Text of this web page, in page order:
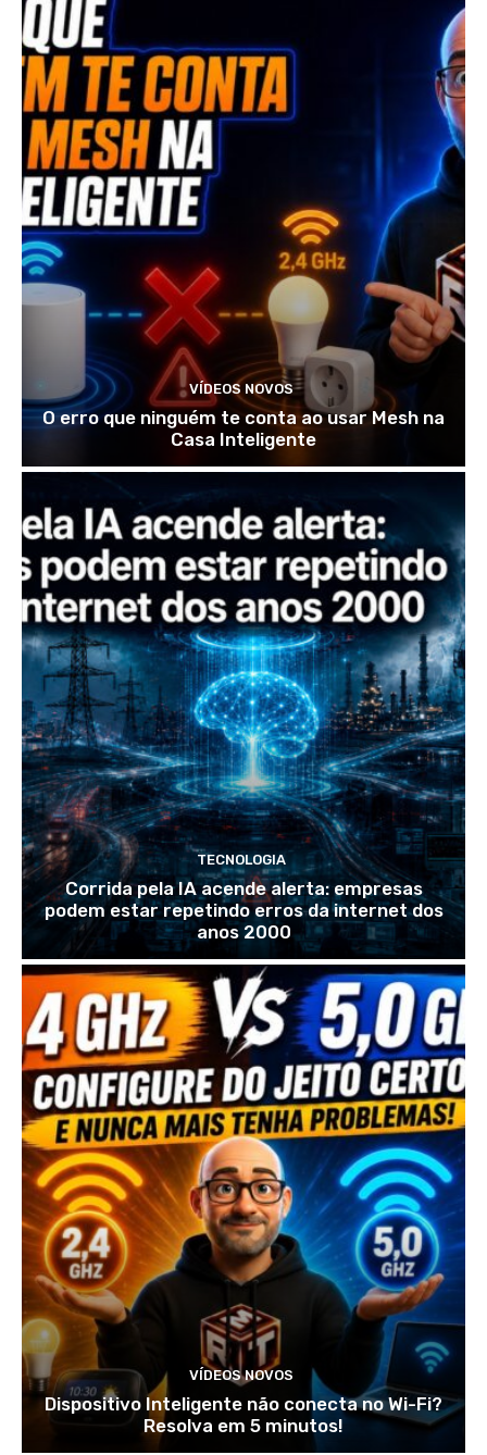
VÍDEOS NOVOS
O erro que ninguém te conta ao usar Mesh na
Casa Inteligente
TECNOLOGIA
Corrida pela IA acende alerta: empresas
podem estar repetindo erros da internet dos
anos 2000
VÍDEOS NOVOS
Dispositivo Inteligente não conecta no Wi-Fi?
Resolva em 5 minutos!